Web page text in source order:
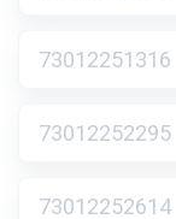
73012251316
73012252295
73012252614